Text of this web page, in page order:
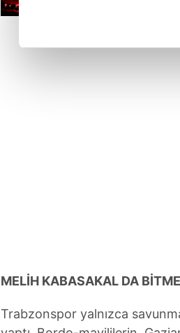
MELİH KABASAKAL DA
Trabzonspor yalnızca